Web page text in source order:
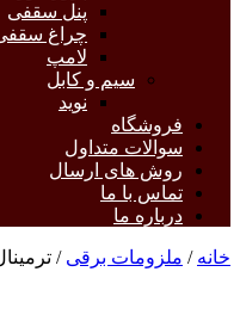
پنل سقفی
چراغ
لامپ
سیم و کابل
نوید
فروشگاه
سوالات متداول
روش های ارسال
تماس با ما
درباره ما
خانه / ملزومات برقی /